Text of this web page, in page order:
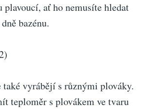
plavoucí, ať ho nemusíte hledat
bazénu.
také vyrábějí s různými plováky.
teploměr s plovákem ve tvaru